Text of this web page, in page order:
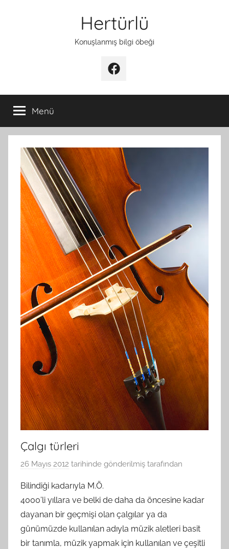
Hertürlü
Konuşlanmış bilgi öbeği
Facebook
Menü
Çalgı türleri
26 Mayıs 2012 tarihinde gönderilmiş tarafından
Bilindiği kadarıyla M.Ö.
4000’li yıllara ve belki de daha da öncesine kadar
dayanan bir geçmişi olan çalgılar ya da
günümüzde kullanılan adıyla müzik aletleri basit
bir tanımla, müzik yapmak için kullanılan ve çeşitli